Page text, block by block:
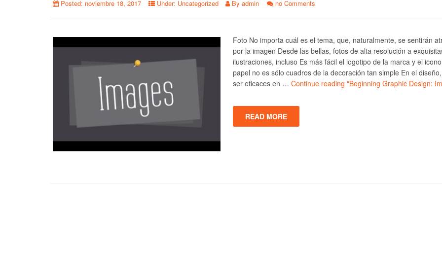
Posted: noviembre 18, 2017 Under: Uncategorized By admin no Comments
Foto No importa cuál es el tema, que, naturalmente, se sentirán
por la imagen Desde las bellas, fotos de alta resolución a
ilustraciones, incluso Es más fácil el logotipo de la marca y el
papel no es sólo cuadros de la decoración tan simple En el
ser eficaces en … Continue reading "Beginning Graphic Design:
READ MORE